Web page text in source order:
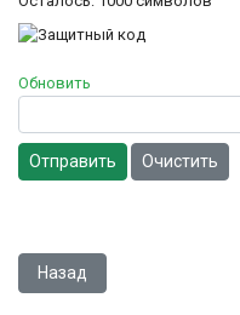
Обновить
Отправить Очистить
Предыдущий: Earthworm
Назад